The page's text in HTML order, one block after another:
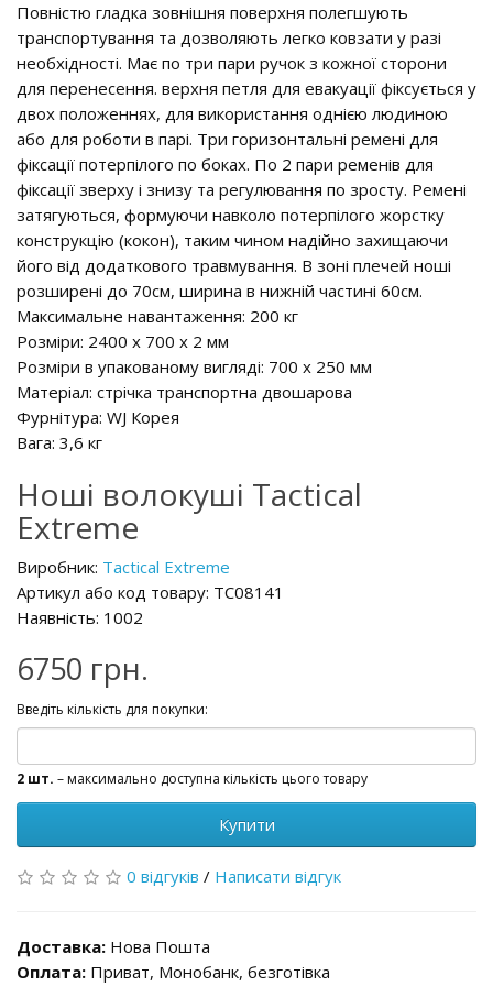
Повністю гладка зовнішня поверхня полегшують
транспортування та дозволяють легко ковзати у разі
необхідності. Має по три пари ручок з кожної сторони
для перенесення. верхня петля для евакуації фіксується у
двох положеннях, для використання однією людиною
або для роботи в парі. Три горизонтальні ремені для
фіксації потерпілого по боках. По 2 пари ременів для
фіксації зверху і знизу та регулювання по зросту. Ремені
затягуються, формуючи навколо потерпілого жорстку
конструкцію (кокон), таким чином надійно захищаючи
його від додаткового травмування. В зоні плечей ноші
розширені до 70см, ширина в нижній частині 60см.
Максимальне навантаження: 200 кг
Розміри: 2400 х 700 х 2 мм
Розміри в упакованому вигляді: 700 х 250 мм
Матеріал: стрічка транспортна двошарова
Фурнітура: WJ Корея
Вага: 3,6 кг
Ноші волокуші Tactical
Extreme
Виробник: Tactical Extreme
Артикул або код товару: TC08141
Наявність: 1002
6750 грн.
Введіть кількість для покупки:
2 шт. – максимально доступна кількість цього товару
Купити
0 відгуків / Написати відгук
Доставка: Нова Пошта
Оплата: Приват, Монобанк, безготівка